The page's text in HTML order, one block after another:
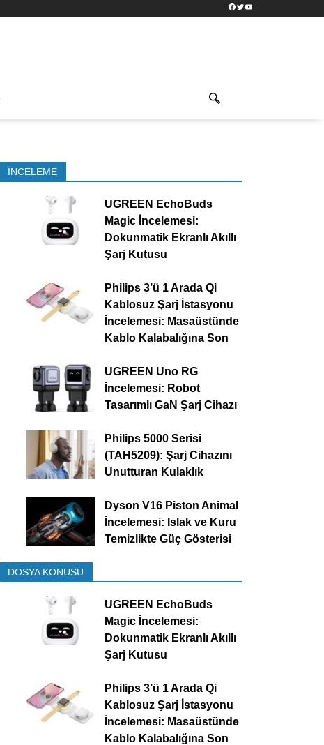
Facebook
TwitterYouTube
İNCELEME
UGREEN EchoBuds
Magic İncelemesi:
Dokunmatik Ekranlı Akıllı
Şarj Kutusu
Philips 3’ü 1 Arada Qi
Kablosuz Şarj İstasyonu
İncelemesi: Masaüstünde
Kablo Kalabalığına Son
UGREEN Uno RG
İncelemesi: Robot
Tasarımlı GaN Şarj Cihazı
Philips 5000 Serisi
(TAH5209): Şarj Cihazını
Unutturan Kulaklık
Dyson V16 Piston Animal
İncelemesi: Islak ve Kuru
Temizlikte Güç Gösterisi
DOSYA KONUSU
UGREEN EchoBuds
Magic İncelemesi:
Dokunmatik Ekranlı Akıllı
Şarj Kutusu
Philips 3’ü 1 Arada Qi
Kablosuz Şarj İstasyonu
İncelemesi: Masaüstünde
Kablo Kalabalığına Son